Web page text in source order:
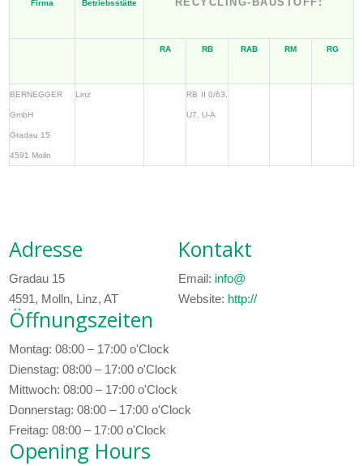
Firma Betriebsstätte
RA RB RAB RM RG
BERNEGGER
GmbH
Gradau 15
4591 Molln
Linz RB II 0/63,
U7, U-A
Adresse
Gradau 15
4591, Molln, Linz, AT
Kontakt
Email: info@
Website: http://
Öffnungszeiten
Montag: 08:00 – 17:00 o'Clock
Dienstag: 08:00 – 17:00 o'Clock
Mittwoch: 08:00 – 17:00 o'Clock
Donnerstag: 08:00 – 17:00 o'Clock
Freitag: 08:00 – 17:00 o'Clock
Opening Hours